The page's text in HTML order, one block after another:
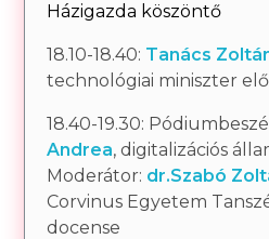
Házigazda köszöntő
18.10-18.40: Tanács
technológiai miniszter
18.40-19.30:
Andrea, digitalizációs
Moderátor: dr.Szabó
Corvinus Egyetem
docense